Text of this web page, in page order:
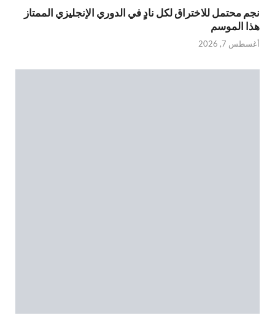
نجم محتمل للاختراق لكل نادٍ في الدوري الإنجليزي الممتاز
هذا الموسم
أغسطس 7, 2026